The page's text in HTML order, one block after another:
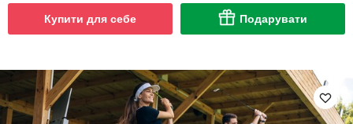
Купити для себе Подарувати